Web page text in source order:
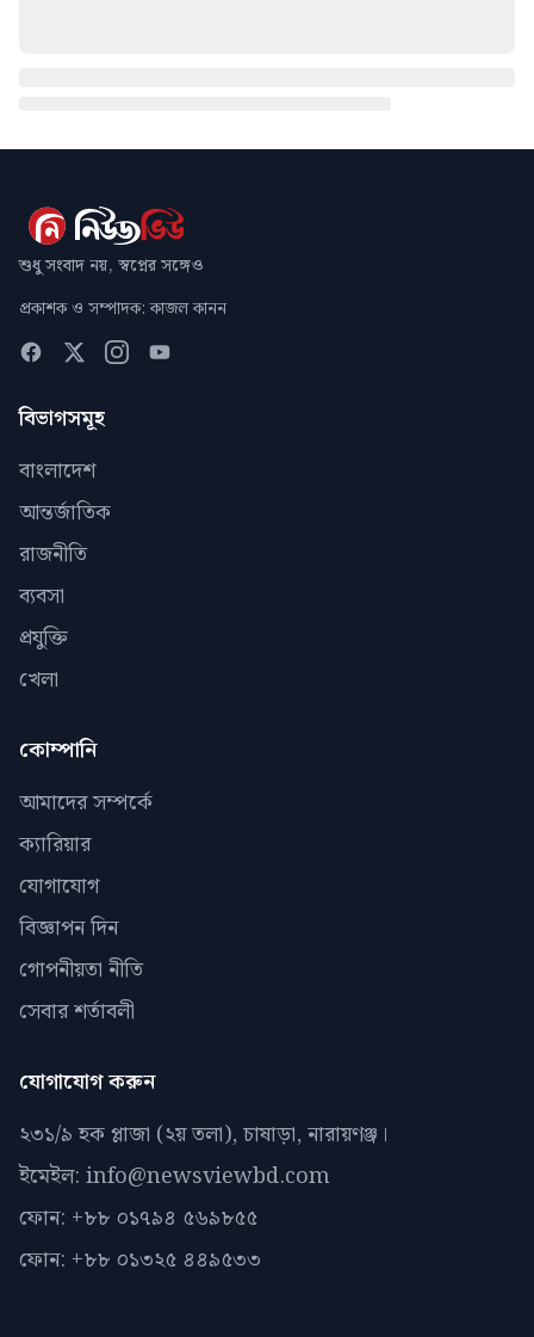
শুধু সংবাদ নয়, স্বপ্নের সঙ্গেও
প্রকাশক ও সম্পাদক: কাজল কানন
বিভাগসমূহ
বাংলাদেশ
আন্তর্জাতিক
রাজনীতি
ব্যবসা
প্রযুক্তি
খেলা
কোম্পানি
আমাদের সম্পর্কে
ক্যারিয়ার
যোগাযোগ
বিজ্ঞাপন দিন
গোপনীয়তা নীতি
সেবার শর্তাবলী
যোগাযোগ করুন
২৩১/৯ হক প্লাজা (২য় তলা), চাষাড়া, নারায়ণঞ্জ।
ইমেইল: info@newsviewbd.com
ফোন: +৮৮ ০১৭৯৪ ৫৬৯৮৫৫
ফোন: +৮৮ ০১৩২৫ ৪৪৯৫৩৩